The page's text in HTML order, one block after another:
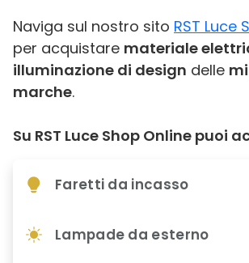
Naviga sul nostro sito RST Luce
per acquistare materiale
illuminazione di design delle
marche.
Su RST Luce Shop Online puoi
Faretti da incasso
Lampade da esterno